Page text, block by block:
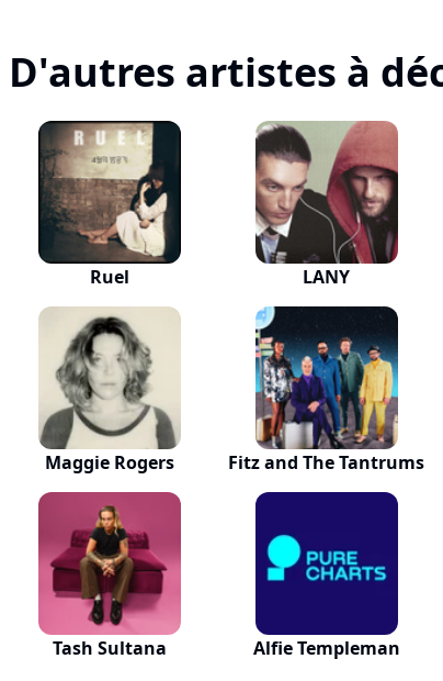
D'autres artistes à
Ruel LANY
Maggie Rogers Fitz and The Tantrums
Tash Sultana Alfie Templeman